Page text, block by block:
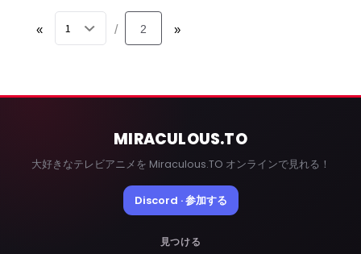
« / 2 »
MIRACULOUS.TO
大好きなテレビアニメを Miraculous.TO オンラインで見れる！
Discord · 参加する
見つける